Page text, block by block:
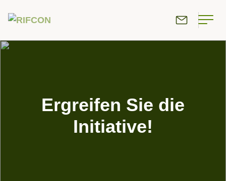
Ergreifen Sie die
Initiative!